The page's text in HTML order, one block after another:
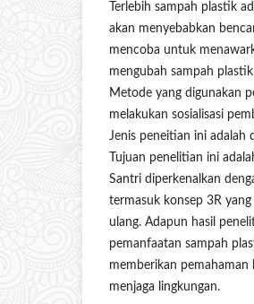
Terlebih sampah plastik
akan menyebabkan
mencoba untuk
mengubah sampah
Metode yang digunakan
melakukan sosialisasi
Jenis peneitian ini adalah
Tujuan penelitian ini
Santri diperkenalkan
termasuk konsep 3R
ulang. Adapun hasil
pemanfaatan sampah
memberikan
menjaga lingkungan.